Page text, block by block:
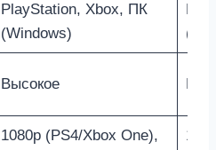
PlayStation, Xbox, ПК
(Windows)
Высокое
1080p (PS4/Xbox One),